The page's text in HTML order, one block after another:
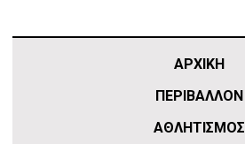
ΑΡΧΙΚΗ
ΠΕΡΙΒΑΛΛΟΝ
ΑΘΛΗΤΙΣΜΌΣ